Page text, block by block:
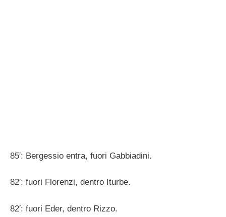
85′: Bergessio entra, fuori Gabbiadini.
82′: fuori Florenzi, dentro Iturbe.
82′: fuori Eder, dentro Rizzo.